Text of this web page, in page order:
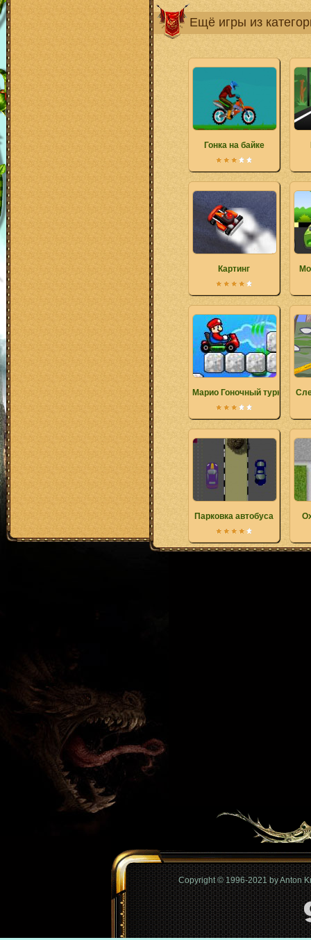
Ещё игры из
Гонка на байке
Картинг
Марио Гоночный турнир
Парковка автобуса
Copyright © 1996-2021 by Anton